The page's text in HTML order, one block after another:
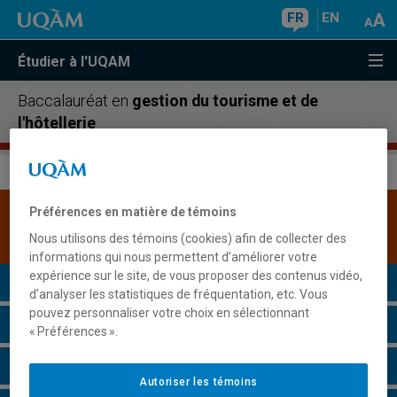
FR EN
Étudier à l'UQAM
Baccalauréat en gestion du tourisme et de
l'hôtellerie
Une version plus récente de ce programme est
disponible.Cliquez ici pour la consulter.
Présentation du programme
Conditions d'admission
Cours à suivre et horaires
Préférences en matière de témoins
Nous utilisons des témoins (cookies) afin de collecter des
informations qui nous permettent d’améliorer votre
expérience sur le site, de vous proposer des contenus vidéo,
d’analyser les statistiques de fréquentation, etc. Vous
pouvez personnaliser votre choix en sélectionnant
« Préférences ».
Autoriser les témoins